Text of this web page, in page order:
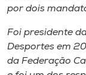
por dois
Foi presidente
Desportes em
da Federação